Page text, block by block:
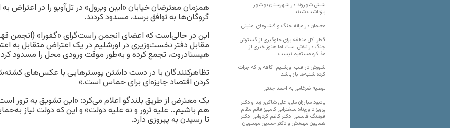
همزمان معترضان خیابان «ایبن ویرول» در تل‌آویو را در اعتراض به
گروگان‌ها به توافق برسد، مسدود کردند.
این در حالی‌است که اعضای انجمن راست‌گرای «گفورا» (انجمن
مقابل دفتر نخست‌وزیری در اورشلیم در یک اعتراض متقابل به
هیستادروت، تجمع کرده و به‌طور موقت ورودی محل را مسدود
تظاهرکنندگان با در دست داشتن پوسترهایی با عکس‌های
کردن اقتصاد جایزه‌ای برای حماس است.»
یک معترض از طریق بلندگو اعلام می‌کرد: «این تشویق به ترور
هم باشیم… علیه ترور و نه علیه دولت» و این که دولت نیاز
تا رسیدن به‌ پیروزی دارد.
شش شهروند در شهرستان بهشهر
بازداشت شدند
معلمان در میانه جنگ و فشارهای امنیتی
قطر: کل منطقه برای جلوگیری از گسترش
جنگ در تلاش است اما هنوز خبری از
مذاکره مستقیم نیست
شورش در قلب اورشلیم؛ کافه‌ای که جرات
کرده شنبه‌ها باز باشد
توصیه ضرغامی به احمد جنتی
یادبود مبارزان ملی، علی شاکری زند و دکتر
پرویز داورپناه: سخنرانی کامبیز قائم مقام،
فرهنگ قاسمی، دکتر کاظم کردوانی، دکتر
همایون مهمنش و دکتر حسین موسویان